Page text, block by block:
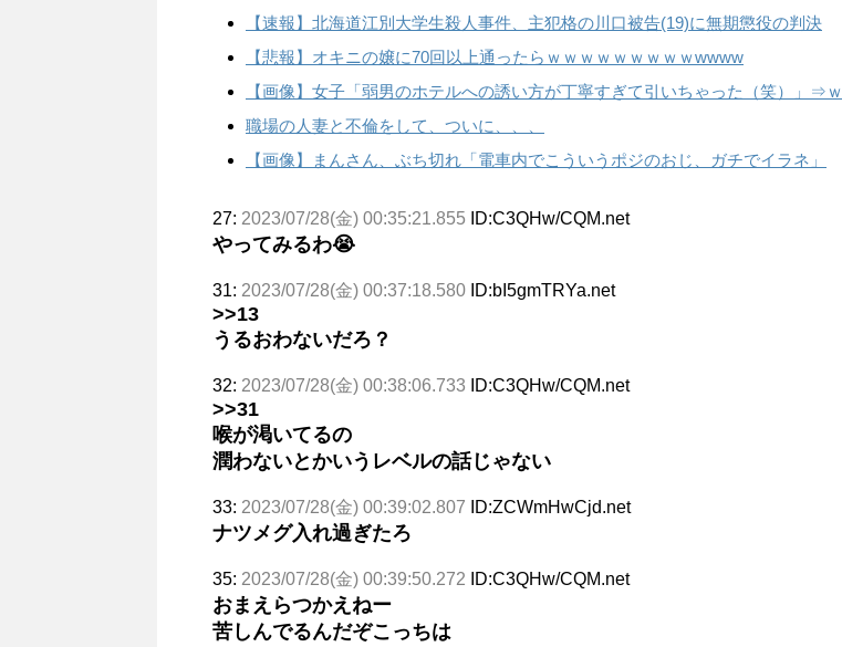
【速報】北海道江別大学生殺人事件、主犯格の川口被告(19)に無期懲役の判決
【悲報】オキニの嬢に70回以上通ったらｗｗｗｗｗｗｗｗｗwwww
【画像】女子「弱男のホテルへの誘い方が丁寧すぎて引いちゃった（笑）」⇒ｗ
職場の人妻と不倫をして、ついに、、、
【画像】まんさん、ぶち切れ「電車内でこういうポジのおじ、ガチでイラネ」
27: 2023/07/28(金) 00:35:21.855 ID:C3QHw/CQM.net
やってみるわ😭
31: 2023/07/28(金) 00:37:18.580 ID:bI5gmTRYa.net
>>13
うるおわないだろ？
32: 2023/07/28(金) 00:38:06.733 ID:C3QHw/CQM.net
>>31
喉が渇いてるの
潤わないとかいうレベルの話じゃない
33: 2023/07/28(金) 00:39:02.807 ID:ZCWmHwCjd.net
ナツメグ入れ過ぎたろ
35: 2023/07/28(金) 00:39:50.272 ID:C3QHw/CQM.net
おまえらつかえねー
苦しんでるんだぞこっちは